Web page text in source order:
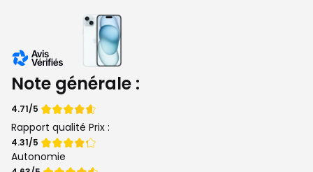
Note générale :
Note
de
4.71/5
Rapport qualité Prix :
Note
de
4.31/5
Autonomie